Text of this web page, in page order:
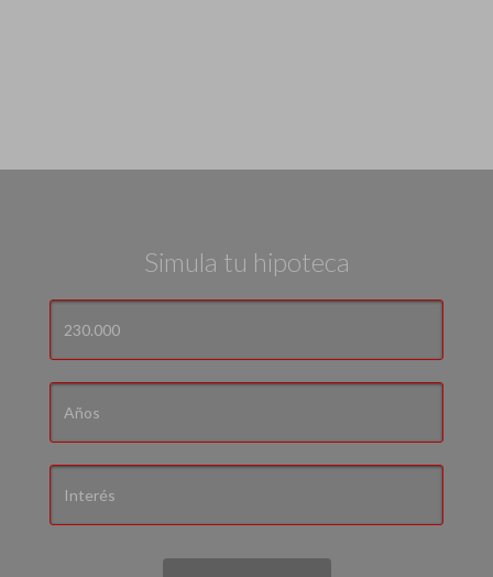
Simula tu hipoteca